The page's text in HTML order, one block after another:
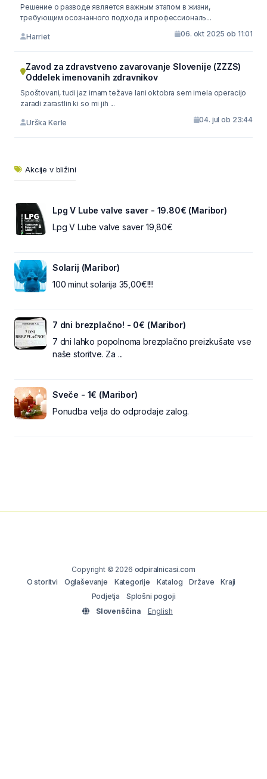
Решение о разводе является важным этапом в жизни,
требующим осознанного подхода и профессиональ...
Harriet 06. okt 2025 ob 11:01
Zavod za zdravstveno zavarovanje Slovenije (ZZZS)
Oddelek imenovanih zdravnikov
Spoštovani, tudi jaz imam težave lani oktobra sem imela operacijo
zaradi zarastlin ki so mi jih ...
Urška Kerle 04. jul ob 23:44
Akcije v bližini
Lpg V Lube valve saver - 19.80€ (Maribor)
Lpg V Lube valve saver 19,80€
Solarij (Maribor)
100 minut solarija 35,00€!!!!
7 dni brezplačno! - 0€ (Maribor)
7 dni lahko popolnoma brezplačno preizkušate vse
naše storitve. Za ...
Sveče - 1€ (Maribor)
Ponudba velja do odprodaje zalog.
Copyright © 2026 odpiralnicasi.com
O storitvi
Oglaševanje Kategorije Katalog Države
Kraji
Podjetja
Splošni pogoji
Slovenščina
English